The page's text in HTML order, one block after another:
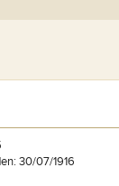
30/07/1916